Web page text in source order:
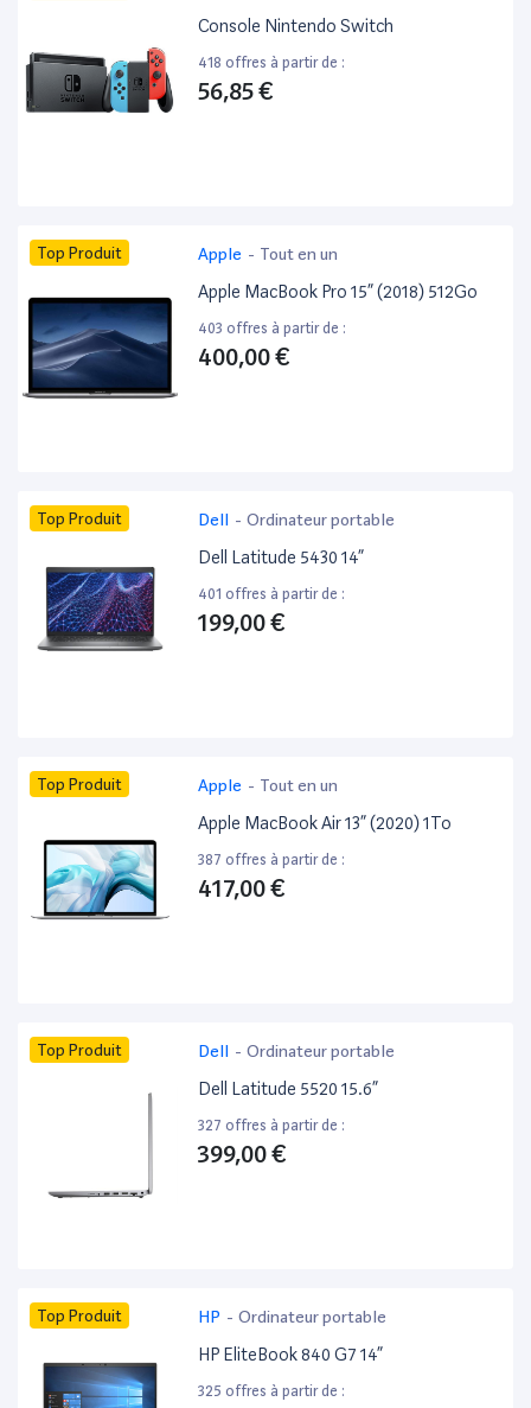
Console Nintendo Switch
418 offres à partir de :
56,85 €
Top Produit Apple - Tout en un
Apple MacBook Pro 15” (2018) 512Go
403 offres à partir de :
400,00 €
Top Produit Dell - Ordinateur portable
Dell Latitude 5430 14”
401 offres à partir de :
199,00 €
Top Produit Apple - Tout en un
Apple MacBook Air 13” (2020) 1To
387 offres à partir de :
417,00 €
Top Produit Dell - Ordinateur portable
Dell Latitude 5520 15.6”
327 offres à partir de :
399,00 €
Top Produit HP - Ordinateur portable
HP EliteBook 840 G7 14”
325 offres à partir de :